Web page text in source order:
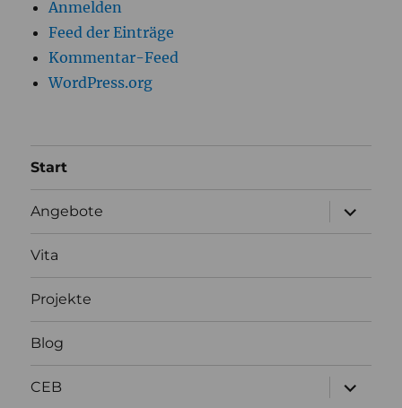
Anmelden
Feed der Einträge
Kommentar-Feed
WordPress.org
Start
Angebote
anzeigen
Vita
Projekte
Blog
CEB
anzeigen